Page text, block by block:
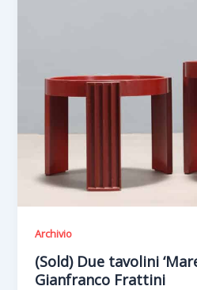
Archivio
(Sold) Due tavolini
Gianfranco Frattini